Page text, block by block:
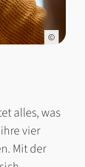
alles, was
vier
Mit der